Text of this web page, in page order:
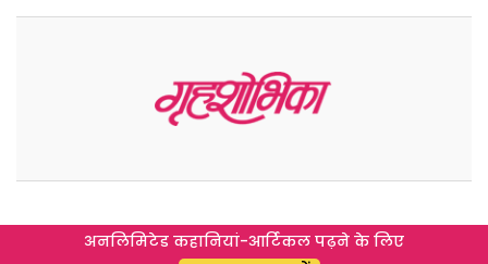
अनलिमिटेड कहानियां-आर्टिकल पढ़ने के लिए